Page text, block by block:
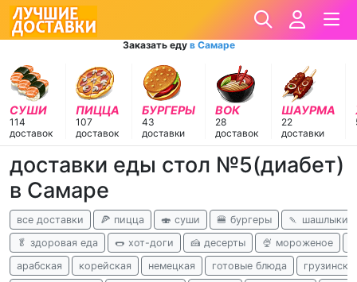
Заказать еду в Самаре
СУШИ
114
доставок
ПИЦЦА
107
доставок
БУРГЕРЫ
43
доставки
ВОК
28
доставок
ШАУРМА
22
доставки
доставки еды стол №5(диабет)
в Самаре
все доставки 🍕 пицца 🍣 суши 🍔 бургеры
🍡 шашлыки
🥬 здоровая еда
🌭 хот-доги 🍰 десерты 🍨 мороженое
арабская
корейская немецкая готовые блюда